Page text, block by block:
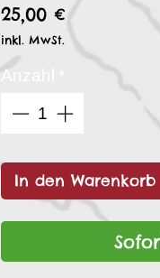
25,00 € Preis
inkl. MwSt.
Anzahl
In den Warenkorb